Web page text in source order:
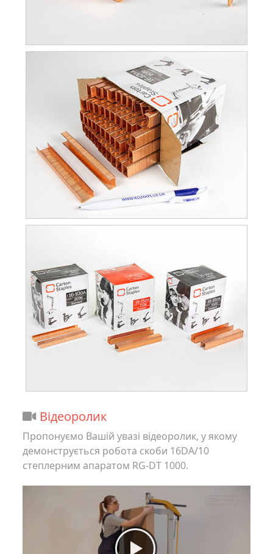
Відеоролик
Пропонуємо Вашій увазі відеоролик, у якому
демонструється робота скоби 16DA/10
степлерним апаратом RG-DT 1000.